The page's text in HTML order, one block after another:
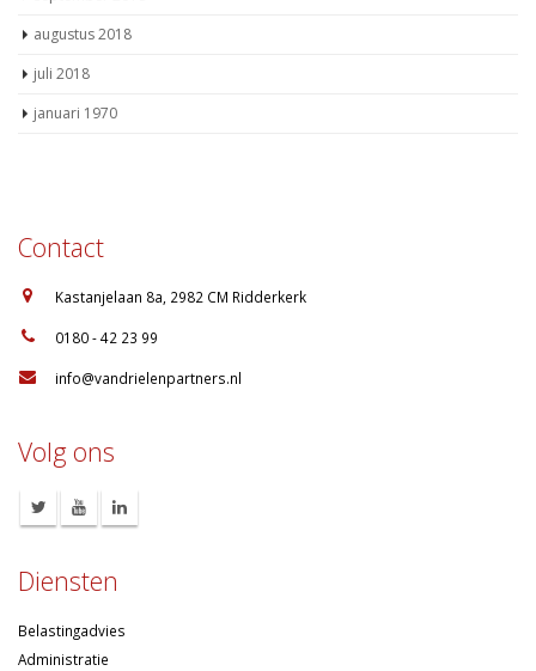
augustus 2018
juli 2018
januari 1970
Contact
Kastanjelaan 8a, 2982 CM Ridderkerk
0180 - 42 23 99
info@vandrielenpartners.nl
Volg ons
Diensten
Belastingadvies
Administratie